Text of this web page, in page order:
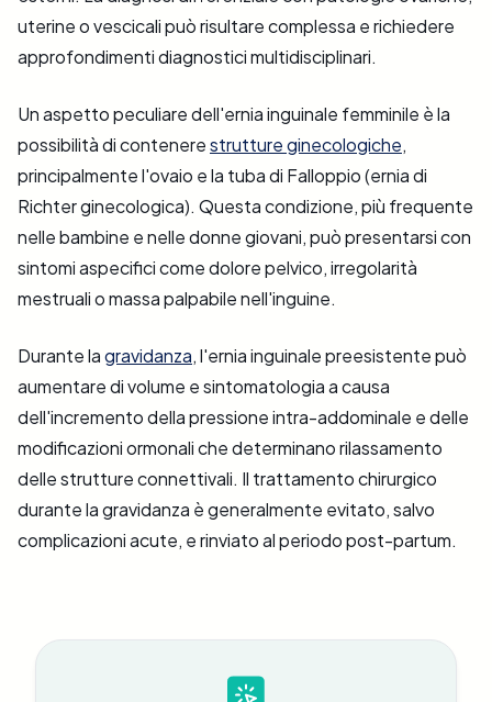
uterine o vescicali può risultare complessa e richiedere
approfondimenti diagnostici multidisciplinari.
Un aspetto peculiare dell'ernia inguinale femminile è la
possibilità di contenerestrutture ginecologiche,
principalmente l'ovaio e la tuba di Falloppio (ernia di
Richter ginecologica). Questa condizione, più frequente
nelle bambine e nelle donne giovani, può presentarsi con
sintomi aspecifici come dolore pelvico, irregolarità
mestruali o massa palpabile nell'inguine.
Durante lagravidanza, l'ernia inguinale preesistente può
aumentare di volume e sintomatologia a causa
dell'incremento della pressione intra-addominale e delle
modificazioni ormonali che determinano rilassamento
delle strutture connettivali. Il trattamento chirurgico
durante la gravidanza è generalmente evitato, salvo
complicazioni acute, e rinviato al periodo post-partum.